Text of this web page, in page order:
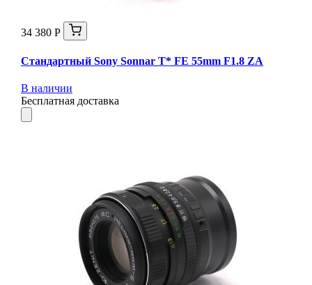
34 380 Р
Стандартный Sony Sonnar T* FE 55mm F1.8 ZA
В наличии
Бесплатная доставка